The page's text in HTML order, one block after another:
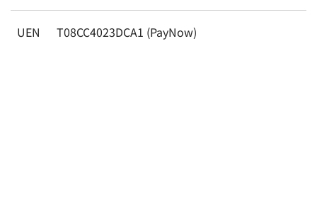
UEN T08CC4023DCA1 (PayNow)